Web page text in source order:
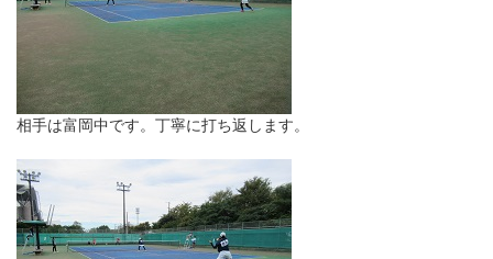
相手は富岡中です。丁寧に打ち返します。